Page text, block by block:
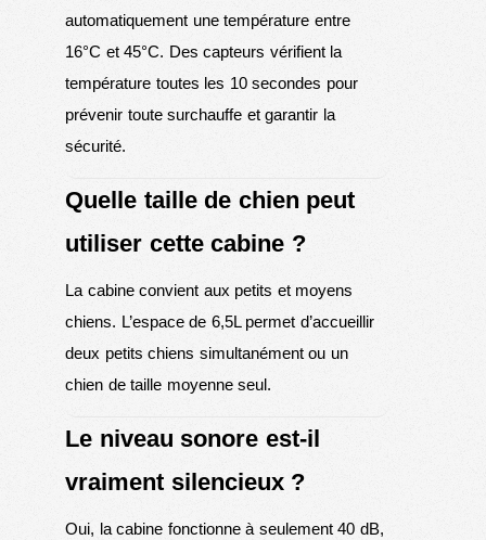
automatiquement une température entre
16°C et 45°C. Des capteurs vérifient la
température toutes les 10 secondes pour
prévenir toute surchauffe et garantir la
sécurité.
Quelle taille de chien peut
utiliser cette cabine ?
La cabine convient aux petits et moyens
chiens. L’espace de 6,5L permet d’accueillir
deux petits chiens simultanément ou un
chien de taille moyenne seul.
Le niveau sonore est-il
vraiment silencieux ?
Oui, la cabine fonctionne à seulement 40 dB,